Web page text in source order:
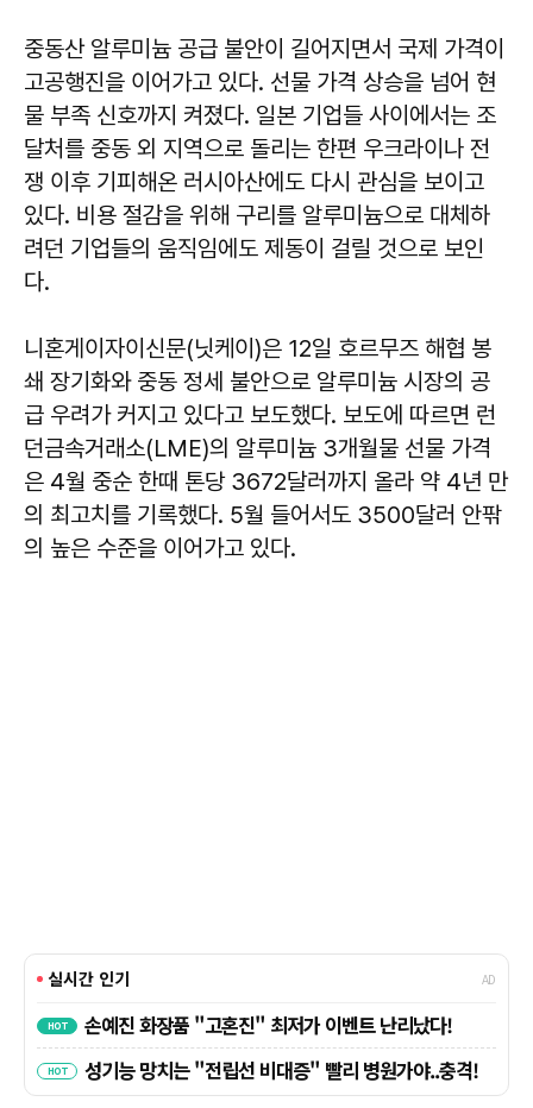
중동산 알루미늄 공급 불안이 길어지면서 국제 가격이
고공행진을 이어가고 있다. 선물 가격 상승을 넘어 현
물 부족 신호까지 켜졌다. 일본 기업들 사이에서는 조
달처를 중동 외 지역으로 돌리는 한편 우크라이나 전
쟁 이후 기피해온 러시아산에도 다시 관심을 보이고
있다. 비용 절감을 위해 구리를 알루미늄으로 대체하
려던 기업들의 움직임에도 제동이 걸릴 것으로 보인
다.
니혼게이자이신문(닛케이)은 12일 호르무즈 해협 봉
쇄 장기화와 중동 정세 불안으로 알루미늄 시장의 공
급 우려가 커지고 있다고 보도했다. 보도에 따르면 런
던금속거래소(LME)의 알루미늄 3개월물 선물 가격
은 4월 중순 한때 톤당 3672달러까지 올라 약 4년 만
의 최고치를 기록했다. 5월 들어서도 3500달러 안팎
의 높은 수준을 이어가고 있다.